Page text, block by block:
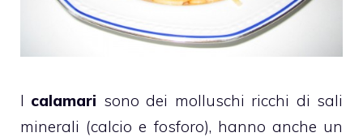
I calamari sono dei molluschi ricchi di sali
minerali (calcio e fosforo), hanno anche un